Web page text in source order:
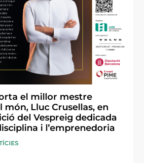
el millor mestre
Lluc Crusellas, en
del Vespreig dedicada
i l’emprenedoria